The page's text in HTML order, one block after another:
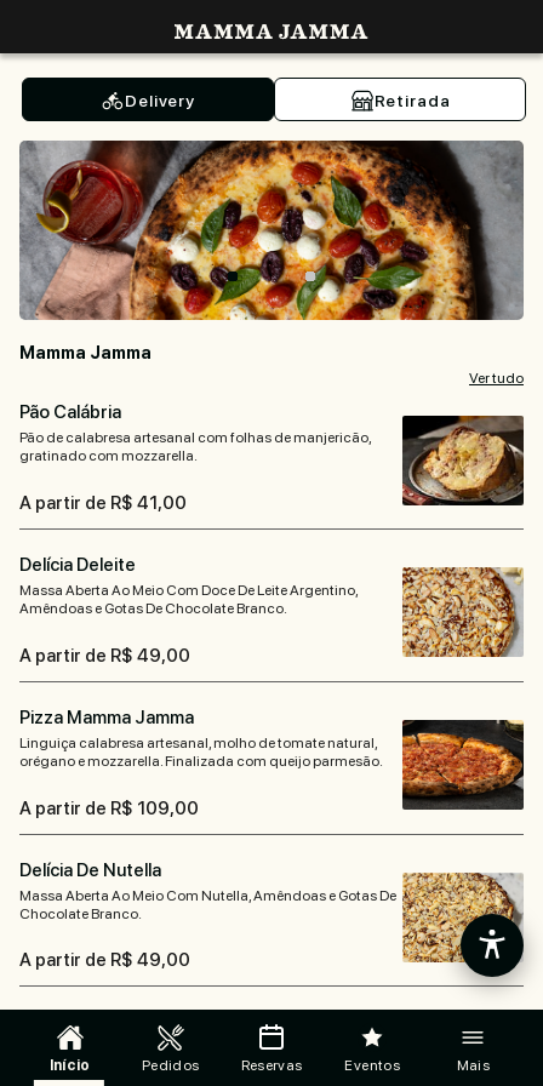
Mamma Jamma
Delivery Retirada
Mamma Jamma
Ver tudo
Pão Calábria
Pão de calabresa artesanal com folhas de manjericão,
gratinado com mozzarella.
A partir de R$ 41,00
Delícia Deleite
Massa Aberta Ao Meio Com Doce De Leite Argentino,
Amêndoas e Gotas De Chocolate Branco.
A partir de R$ 49,00
Pizza Mamma Jamma
Linguiça calabresa artesanal, molho de tomate natural,
orégano e mozzarella. Finalizada com queijo parmesão.
A partir de R$ 109,00
Delícia De Nutella
Massa Aberta Ao Meio Com Nutella, Amêndoas e Gotas De
Chocolate Branco.
A partir de R$ 49,00
Pizza Mamma Pepe
Linguiça calabresa artesanal, mozzarella de búfala,
Catupiry️. Finalizada com pimenta do reino.
Início Pedidos Reservas Eventos Mais